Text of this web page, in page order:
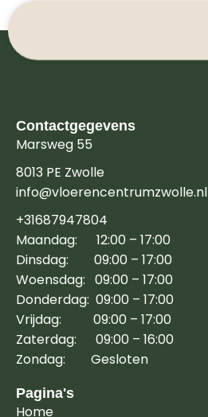
Contactgegevens
Marsweg 55
8013 PE Zwolle
info@vloerencentrumzwolle.nl
+31687947804
Maandag: 12:00 – 17:00
Dinsdag: 09:00 – 17:00
Woensdag: 09:00 – 17:00
Donderdag: 09:00 – 17:00
Vrijdag: 09:00 – 17:00
Zaterdag: 09:00 – 16:00
Zondag: Gesloten
Pagina's
Home